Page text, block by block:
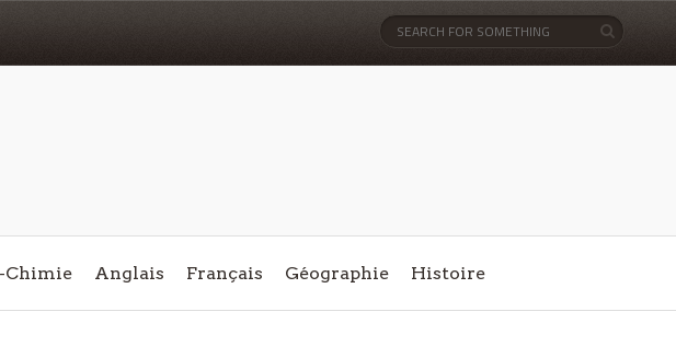
Chimie Anglais Français Géographie Histoire